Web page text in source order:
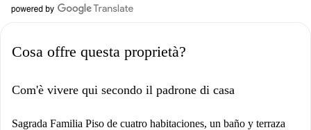
Cosa offre questa proprietà?
Com'è vivere qui secondo il padrone di casa
Sagrada Familia Piso de cuatro habitaciones, un baño y terraza